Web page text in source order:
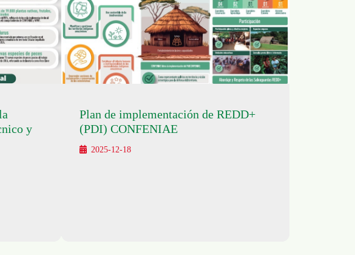
y
Plan de implementación de REDD+
(PDI) CONFENIAE
2025-12-18